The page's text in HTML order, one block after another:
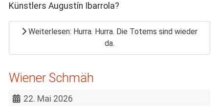
Künstlers Augustín Ibarrola?
Weiterlesen: Hurra. Hurra. Die Totems sind wieder
da.
Wiener Schmäh
22. Mai 2026